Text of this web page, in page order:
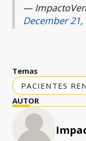
—
December 21,
Temas
PACIENTES
AUTOR